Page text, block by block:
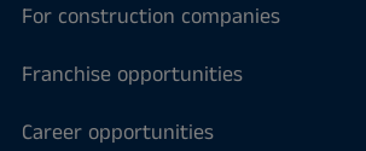
For construction companies
Franchise opportunities
Career opportunities